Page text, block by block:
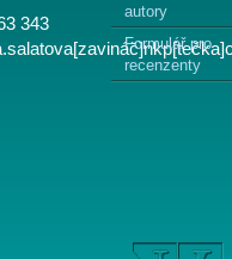
343
autory
Formulář pro
recenzenty